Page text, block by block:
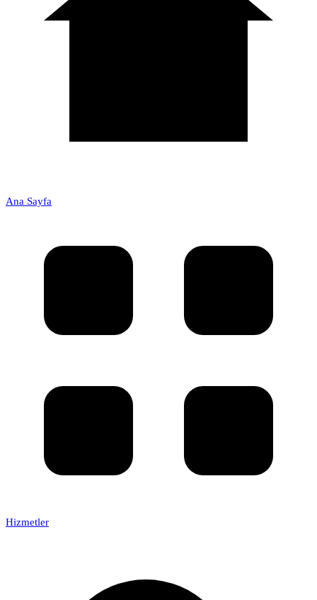
Ana Sayfa
Hizmetler